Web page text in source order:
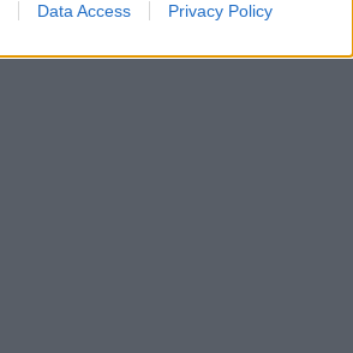
Data Access Privacy Policy